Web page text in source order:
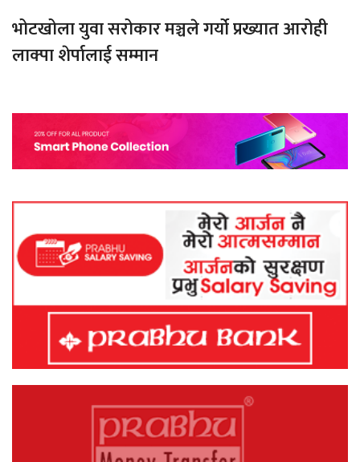
भोटखोला युवा सरोकार मञ्चले गर्यो प्रख्यात आरोही
लाक्पा शेर्पालाई सम्मान